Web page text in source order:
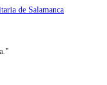
de Salamanca